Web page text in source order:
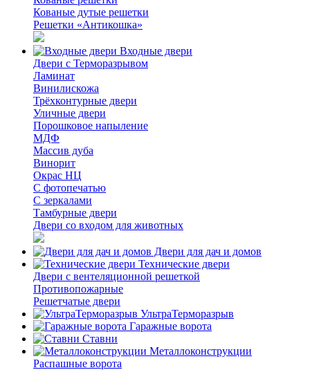
Кованые дутые решетки
Решетки «Антикошка»
Входные двери
Двери с Терморазрывом
Ламинат
Винилискожа
Трёхконтурные двери
Уличные двери
Порошковое напыление
МДФ
Массив дуба
Винорит
Окрас НЦ
С фотопечатью
С зеркалами
Тамбурные двери
Двери со входом для животных
Двери для дач и домов
Технические двери
Двери с вентеляционной решеткой
Противопожарные
Решетчатые двери
УльтраТерморазрыв
Гаражные ворота
Ставни
Металлоконструкции
Распашные ворота